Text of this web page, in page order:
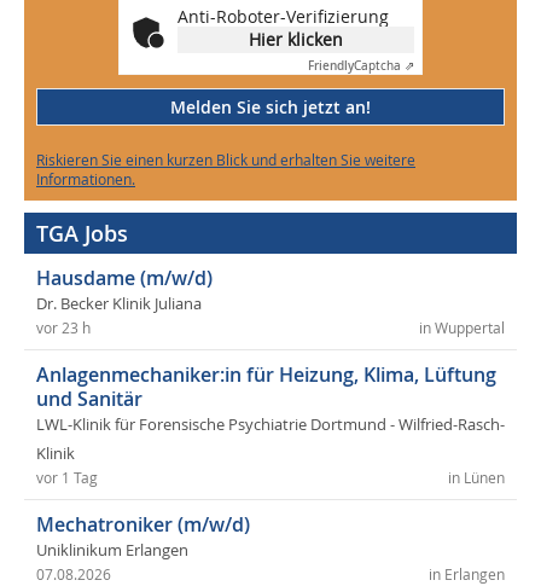
Anti-Roboter-Verifizierung
Hier klicken
FriendlyCaptcha ⇗
Melden Sie sich jetzt an!
Riskieren Sie einen kurzen Blick und erhalten Sie weitere
Informationen.
TGA Jobs
Hausdame (m/w/d)
Dr. Becker Klinik Juliana
in Wuppertal
vor 23 h
Anlagenmechaniker:in für Heizung, Klima, Lüftung
und Sanitär
LWL-Klinik für Forensische Psychiatrie Dortmund - Wilfried-Rasch-
Klinik
in Lünen
vor 1 Tag
Mechatroniker (m/w/d)
Uniklinikum Erlangen
in Erlangen
07.08.2026